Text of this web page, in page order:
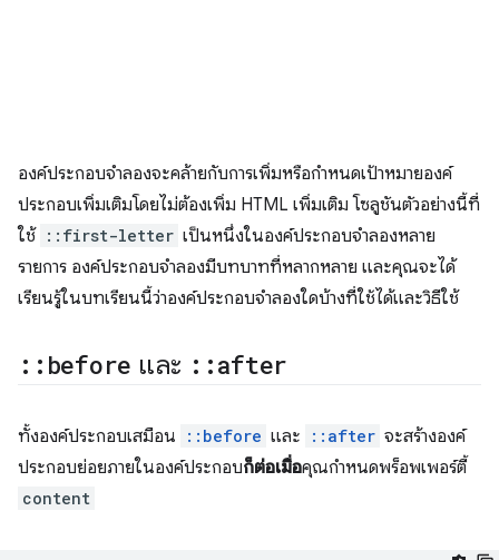
องค์ประกอบจำลองจะคล้ายกับการเพิ่มหรือกำหนดเป้าหมายองค์
ประกอบเพิ่มเติมโดยไม่ต้องเพิ่ม HTML เพิ่มเติม โซลูชันตัวอย่างนี้ที่
ใช้ ::first-letter เป็นหนึ่งในองค์ประกอบจำลองหลาย
รายการ องค์ประกอบจำลองมีบทบาทที่หลากหลาย และคุณจะได้
เรียนรู้ในบทเรียนนี้ว่าองค์ประกอบจำลองใดบ้างที่ใช้ได้และวิธีใช้
:: before และ ::after
ทั้งองค์ประกอบเสมือน ::before และ ::after จะสร้างองค์
ประกอบย่อยภายในองค์ประกอบก็ต่อเมื่อคุณกำหนดพร็อพเพอร์ตี้
content